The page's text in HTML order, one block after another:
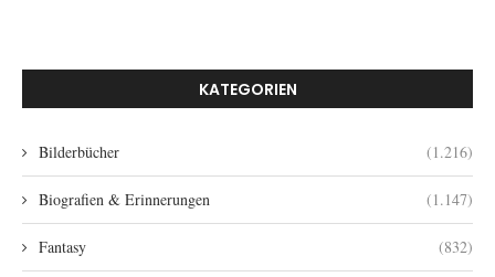
KATEGORIEN
Bilderbücher (1.216)
Biografien & Erinnerungen (1.147)
Fantasy (832)